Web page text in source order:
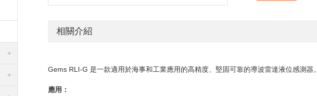
相關介紹
Gems RLI-G 是一款適用於海事和工業應用的高精度、堅固可靠的導波雷達液位感測器。
應用：